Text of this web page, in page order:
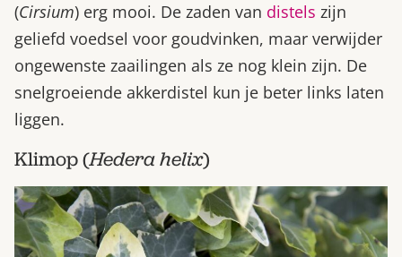
(Cirsium) erg mooi. De zaden van distels zijn
geliefd voedsel voor goudvinken, maar verwijder
ongewenste zaailingen als ze nog klein zijn. De
snelgroeiende akkerdistel kun je beter links laten
liggen.
Klimop (Hedera helix)